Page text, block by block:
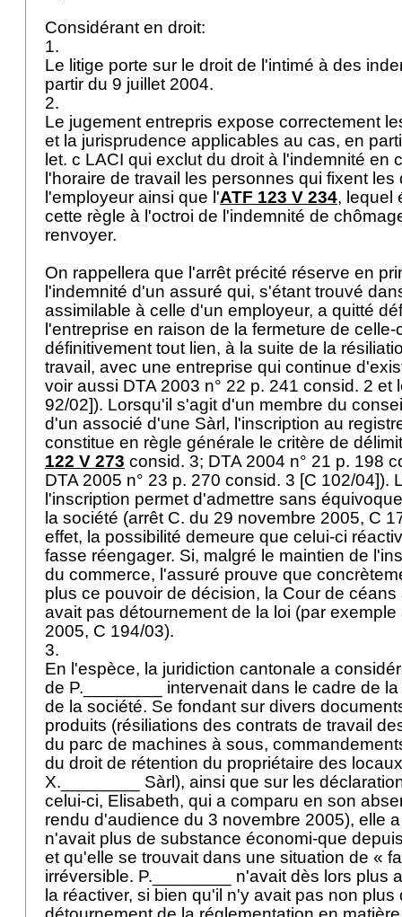
Considérant en droit:
1.
Le litige porte sur le droit de l'intimé à des
partir du 9 juillet 2004.
2.
Le jugement entrepris expose correctement
et la jurisprudence applicables au cas, en
let. c LACI qui exclut du droit à l'indemnité en
l'horaire de travail les personnes qui fixent
l'employeur ainsi que l'ATF 123 V 234, lequel
cette règle à l'octroi de l'indemnité de
renvoyer.
On rappellera que l'arrêt précité réserve en
l'indemnité d'un assuré qui, s'étant trouvé
assimilable à celle d'un employeur, a quitté
l'entreprise en raison de la fermeture de
définitivement tout lien, à la suite de la
travail, avec une entreprise qui continue
voir aussi DTA 2003 n° 22 p. 241 consid. 2 et
92/02]). Lorsqu'il s'agit d'un membre du
d'un associé d'une Sàrl, l'inscription au
constitue en règle générale le critère de
122 V 273 consid. 3; DTA 2004 n° 21 p. 198
DTA 2005 n° 23 p. 270 consid. 3 [C 102/04]).
l'inscription permet d'admettre sans
la société (arrêt C. du 29 novembre 2005, C
effet, la possibilité demeure que celui-ci
fasse réengager. Si, malgré le maintien de
du commerce, l'assuré prouve que
plus ce pouvoir de décision, la Cour de
avait pas détournement de la loi (par exemple
2005, C 194/03).
3.
En l'espèce, la juridiction cantonale a
de P.________ intervenait dans le cadre de
de la société. Se fondant sur divers
produits (résiliations des contrats de travail
du parc de machines à sous,
du droit de rétention du propriétaire des
X.________ Sàrl), ainsi que sur les
celui-ci, Elisabeth, qui a comparu en son
rendu d'audience du 3 novembre 2005), elle
n'avait plus de substance économi-que
et qu'elle se trouvait dans une situation de «
irréversible. P.________ n'avait dès lors plus
la réactiver, si bien qu'il n'y avait pas non plus